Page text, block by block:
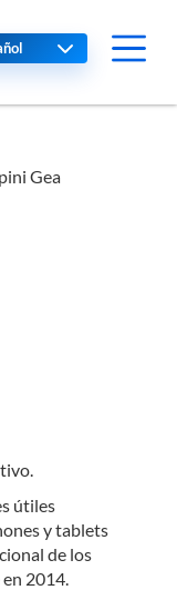
language
útiles
y tablets
de los
2014.